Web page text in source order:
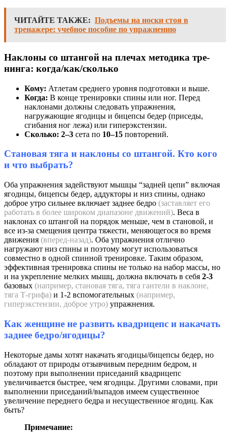
ЧИТАЙТЕ ТАКЖЕ: Подъемы на носки стоя в
тренажере: учебное пособие по упражнению
Наклоны со штангой на плечах ме­тоди­ка тре­
нин­га: ког­да/как/сколь­ко
Кому: Атлетам среднего уровня подготовки и выше.
Когда: В конце тренировки спины или ног. Перед
наклонами должны следовать упражнения,
нагружающие ягодицы и бицепсы бедер (приседы,
сгибания ног лежа) или гиперэкстензии.
Сколько: 2–3 сета по 10–15 повторений.
Становая тяга и наклоны со штангой. Кто кого
и что выбрать?
Оба упражнения задействуют мышцы “задней цепи” включая
ягодицы, бицепсы бедер, аддукторы и низ спины, однако
доброе утро сильнее включает заднее бедро (заставляет его
работать в более широком диапазоне движений). Веса в
наклонах со штангой на порядок меньше, чем в становой, и
все из-за смещения центра тяжести, меняющегося во время
движения (вперед-назад). Оба упражнения отлично
нагружают низ спины и поэтому могут использоваться
совместно в одной спинной тренировке. Таким образом,
эффективная тренировка спины не только на набор массы, но
и на укрепление мелких мышц, должна включать в себя 2-3
базовых (например, становая тяга, тяга гантели в наклоне,
тяга Т-грифа) и 1-2 вспомогательных (например,
гиперэкстензии, доброе утро) упражнения.
Как женщине не развить квадрицепс и накачать
заднее бедро/ягодицы?
Некоторые дамы хотят накачать ягодицы/бицепсы бедер, но
обладают от природы отзывчивым передним бедром, и
поэтому при выполнении приседаний квадрицепс
увеличивается быстрее, чем ягодицы. Другими словами, при
выполнении приседаний/выпадов имеем существенное
увеличение переднего бедра и несущественное ягодиц. Как
быть?
Примечание: